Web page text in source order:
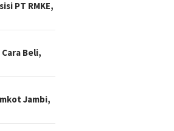
PT RMKE,
Beli,
Jambi,